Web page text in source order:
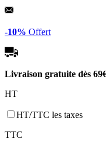
Panneau de gestion des cookies
-10% Offert
Livraison gratuite dès
HT
HT/TTC les taxes
TTC